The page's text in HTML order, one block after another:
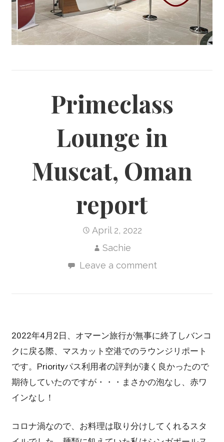
Primeclass
Lounge in
Muscat, Oman
report
April 2, 2022
Sachie
Leave a comment
2022年4月2日、オマーン旅行が無事に終了しバンコ
クに戻る際、マスカット空港でのラウンジリポート
です。Priorityパス利用者の評判が凄く良かったので
期待していたのですが・・・まさかの泡なし、赤ワ
インなし！
コロナ渦なので、お料理は取り分けしてくれるスタ